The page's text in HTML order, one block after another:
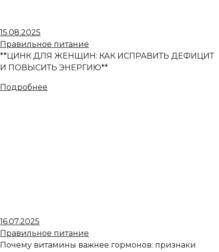
15.08.2025
Правильное питание
**ЦИНК ДЛЯ ЖЕНЩИН: КАК ИСПРАВИТЬ ДЕФИЦИТ
И ПОВЫСИТЬ ЭНЕРГИЮ**
Подробнее
16.07.2025
Правильное питание
Почему витамины важнее гормонов: признаки